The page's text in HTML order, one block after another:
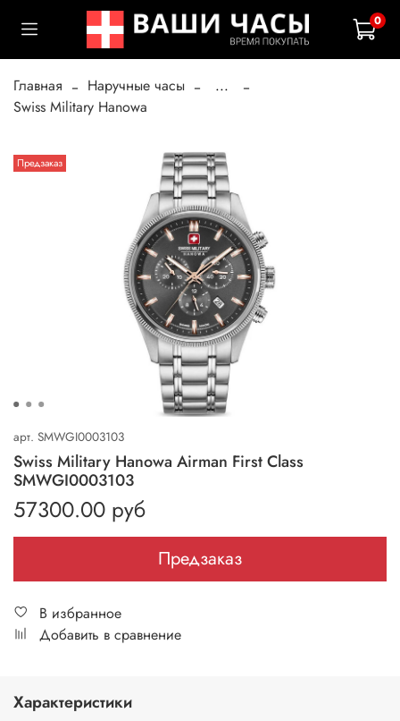
0
Главная Наручные часы
...
Swiss Military Hanowa
Предзаказ
арт. SMWGI0003103
Swiss Military Hanowa Airman First Class
SMWGI0003103
57300.00 руб
Предзаказ
В избранное
Добавить в сравнение
Характеристики